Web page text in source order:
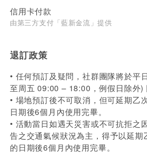
信用卡付款
由第三方支付「藍新金流」提供
退訂政策
• 任何預訂及疑問，社群團隊將於平
至周五 09:00 – 18:00，例假日除外)
• 場地預訂後不可取消，但可延期乙
日期後6個月內使用完畢。
• 活動當日如遇天災害或不可抗拒之
告之交通氣候狀況為主，得予以延期
的日期後6個月內使用完畢。